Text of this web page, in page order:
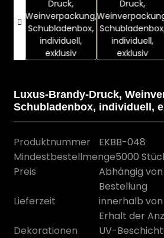
Luxus-Brandy-Druck,
Schubladenbox, individuell,
Produktnummer
EKBB-048
Mindestbestellmenge5000
Preis
Abhängig
Bestellung
Lieferzeit
innerhalb
Erhalt der
Dekorationen
UV-